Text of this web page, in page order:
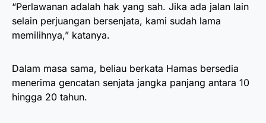
“Perlawanan adalah hak yang sah. Jika ada jalan lain
selain perjuangan bersenjata, kami sudah lama
memilihnya,” katanya.
Dalam masa sama, beliau berkata Hamas bersedia
menerima gencatan senjata jangka panjang antara 10
hingga 20 tahun.